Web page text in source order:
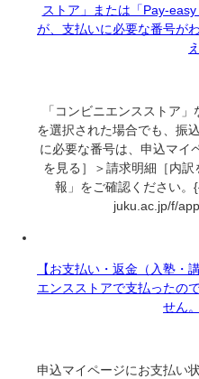
ストア」または「Pay-
が、支払いに必要な番号が
「コンビニエンスストア
を選択された場合でも、振
に必要な番号は、申込マイ
を見る］＞請求明細［内
報」をご確認ください
juku.ac.jp/f/
【お支払い・返金（入塾・
エンスストアで支払ったの
せん
申込マイページにお支払い